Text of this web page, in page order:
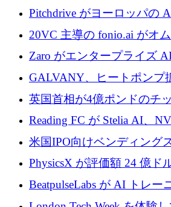
ロを確保
Pitchdrive がヨーロッパの
業者を支援するために
20VC 主導の fonio.ai がオ
ラットフォームのために
Zaro がエンタープライズ
するために 510 万ドルを獲
GALVANY、ヒートポンプ
ドラウンドで1,000万ユー
英国首相が4億ポンドのチ
国の新興企業は「ここで拡
まる」
Reading FC が Stelia AI、
協力して AI Center of
米国IPO向けベンディング
PhysicsX が評価額 24 億ド
達
BeatpulseLabs が AI トレー
張するために 180 万ドルの